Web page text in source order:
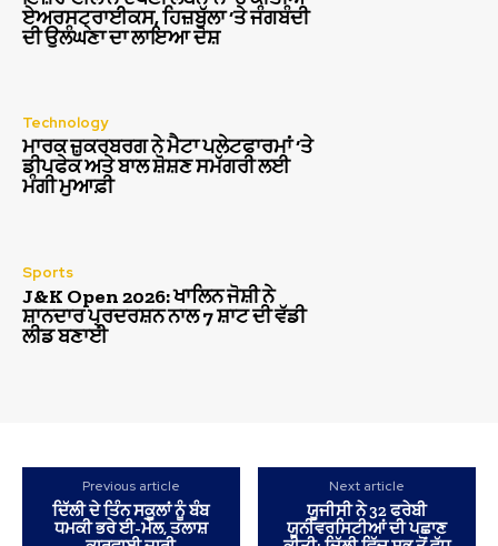
ਏਅਰਸਟ੍ਰਾਈਕਸ, ਹਿਜ਼ਬੁੱਲਾ ‘ਤੇ ਜੰਗਬੰਦੀ
ਦੀ ਉਲੰਘਣਾ ਦਾ ਲਾਇਆ ਦੋਸ਼
Technology
ਮਾਰਕ ਜ਼ੁਕਰਬਰਗ ਨੇ ਮੈਟਾ ਪਲੇਟਫਾਰਮਾਂ ‘ਤੇ
ਡੀਪਫੇਕ ਅਤੇ ਬਾਲ ਸ਼ੋਸ਼ਣ ਸਮੱਗਰੀ ਲਈ
ਮੰਗੀ ਮੁਆਫ਼ੀ
Sports
J&K Open 2026: ਖਾਲਿਨ ਜੋਸ਼ੀ ਨੇ
ਸ਼ਾਨਦਾਰ ਪ੍ਰਦਰਸ਼ਨ ਨਾਲ 7 ਸ਼ਾਟ ਦੀ ਵੱਡੀ
ਲੀਡ ਬਣਾਈ
Previous article
ਦਿੱਲੀ ਦੇ ਤਿੰਨ ਸਕੂਲਾਂ ਨੂੰ ਬੰਬ
ਧਮਕੀ ਭਰੇ ਈ-ਮੇਲ, ਤਲਾਸ਼
Next article
ਯੂਜੀਸੀ ਨੇ 32 ਫਰੇਬੀ
ਯੂਨੀਵਰਸਿਟੀਆਂ ਦੀ ਪਛਾਣ